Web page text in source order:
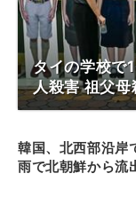
タイの学校で
人殺害 祖父
韓国、北西部沿岸
雨で北朝鮮から流